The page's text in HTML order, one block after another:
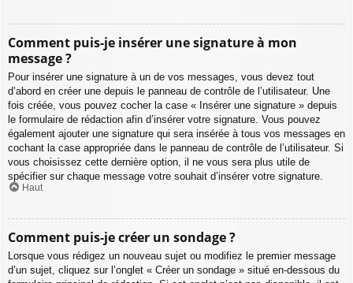
Comment puis-je insérer une signature à mon
message ?
Pour insérer une signature à un de vos messages, vous devez tout
d’abord en créer une depuis le panneau de contrôle de l’utilisateur. Une
fois créée, vous pouvez cocher la case « Insérer une signature » depuis
le formulaire de rédaction afin d’insérer votre signature. Vous pouvez
également ajouter une signature qui sera insérée à tous vos messages en
cochant la case appropriée dans le panneau de contrôle de l’utilisateur. Si
vous choisissez cette dernière option, il ne vous sera plus utile de
spécifier sur chaque message votre souhait d’insérer votre signature.
Haut
Comment puis-je créer un sondage ?
Lorsque vous rédigez un nouveau sujet ou modifiez le premier message
d’un sujet, cliquez sur l’onglet « Créer un sondage » situé en-dessous du